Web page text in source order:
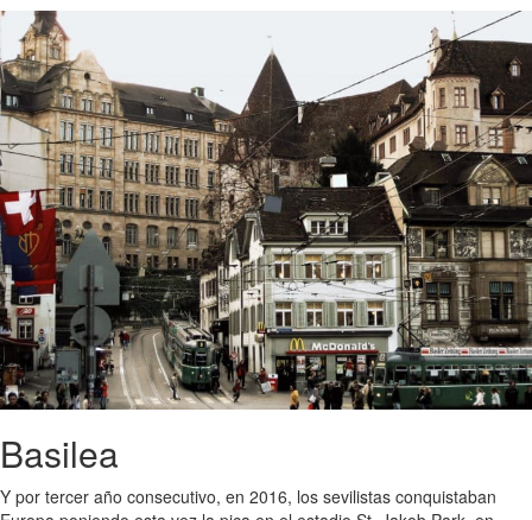
Basilea
Y por tercer año consecutivo, en 2016, los sevilistas conquistaban